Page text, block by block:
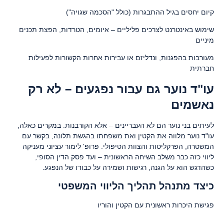
קיום יחסים בגיל ההתבגרות (כולל "הסכמה שגויה")
שימוש באינטרנט לצרכים פליליים – איומים, הטרדות, הפצת תכנים
מיניים
מעורבות בהפגנות, ונדליזם או עבירות אחרות הקשורות לפעילות
חברתית
עו"ד נוער גם עבור נפגעים – לא רק
נאשמים
לעיתים בני נוער הם לא העבריינים – אלא הקורבנות. במקרים כאלה,
עו"ד נוער מלווה את הקטין ואת משפחתו בהגשת תלונה, בקשר עם
המשטרה, הפרקליטות והצוות הטיפולי. פרופ' לימור עציוני מעניקה
ליווי כזה כבר משלב השיחה הראשונית – ועד פסק הדין הסופי,
כשהדגש הוא על הגנה, רגישות ושמירה על כבודו של הנפגע.
כיצד מתנהל תהליך הליווי המשפטי
פגישת היכרות ראשונית עם הקטין והוריו